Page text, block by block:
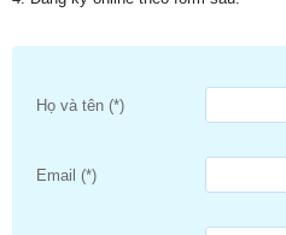
Họ và tên (*)
Email (*)